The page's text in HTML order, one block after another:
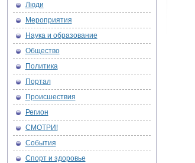
Люди
Мероприятия
Наука и образование
Общество
Политика
Портал
Происшествия
Регион
СМОТРИ!
События
Спорт и здоровье